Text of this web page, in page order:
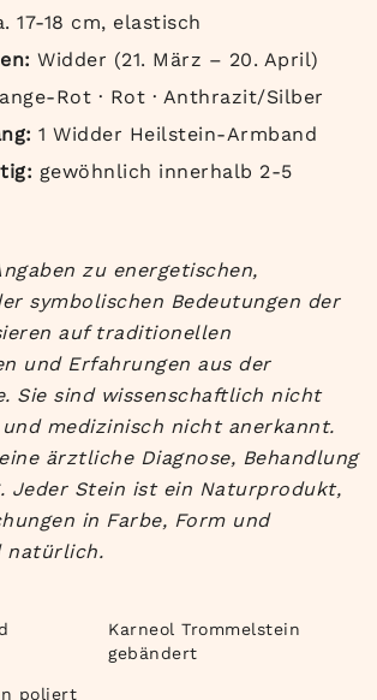
17-18 cm, elastisch
Widder (21. März – 20. April)
Rot · Rot · Anthrazit/Silber
1 Widder Heilstein-Armband
gewöhnlich innerhalb 2-5
zu energetischen,
symbolischen Bedeutungen der
auf traditionellen
und Erfahrungen aus der
Sie sind wissenschaftlich nicht
und medizinisch nicht anerkannt.
ärztliche Diagnose, Behandlung
Jeder Stein ist ein Naturprodukt,
in Farbe, Form und
natürlich.
Karneol Trommelstein
gebändert
poliert